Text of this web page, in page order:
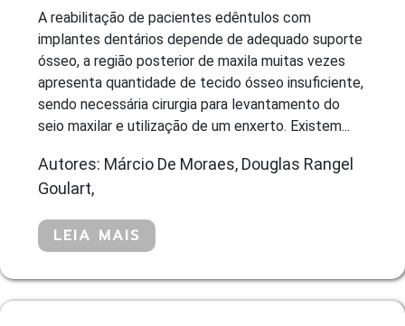
A reabilitação de pacientes edêntulos com
implantes dentários depende de adequado suporte
ósseo, a região posterior de maxila muitas vezes
apresenta quantidade de tecido ósseo insuficiente,
sendo necessária cirurgia para levantamento do
seio maxilar e utilização de um enxerto. Existem...
Autores: Márcio De Moraes, Douglas Rangel
Goulart,
LEIA MAIS